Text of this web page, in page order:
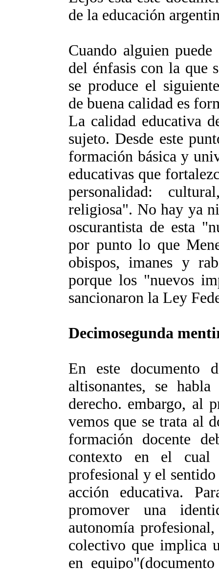
de la educación
Cuando alguien
del énfasis con la que
se produce el
de buena calidad es
La calidad educativa
sujeto. Desde este
formación básica y
educativas que
personalidad:
religiosa". No hay ya
oscurantista de esta
por punto lo que
obispos, imanes y
porque los "nuevos
sancionaron la Ley
Decimosegunda
En este documento
altisonantes, se
derecho. embargo, al
vemos que se trata al
formación docente
contexto en el cual
profesional y el
acción educativa.
promover una
autonomía
colectivo que implica
en